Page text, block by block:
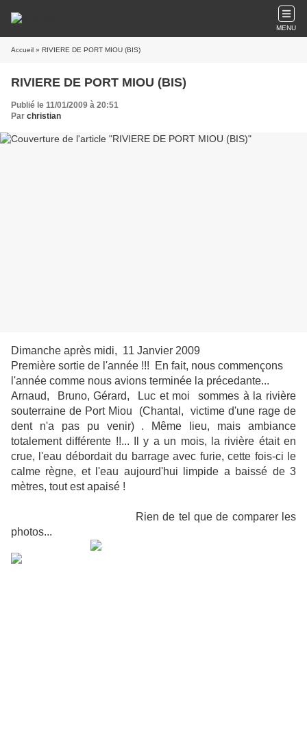
MENU
Accueil » RIVIERE DE PORT MIOU (BIS)
RIVIERE DE PORT MIOU (BIS)
Publié le 11/01/2009 à 20:51
Par christian
Dimanche après midi, 11 Janvier 2009
Première sortie de l'année !!! En fait, nous commençons
l'année comme nous avions terminée la précedante...
Arnaud, Bruno, Gérard, Luc et moi sommes à la rivière
souterraine de Port Miou (Chantal, victime d'une rage de
dent n'a pas pu venir) . Même lieu, mais ambiance
totalement différente !!... Il y a un mois, la rivière était en
crue, l'eau débordait du barrage avec furie, cette fois-ci le
calme règne, et l'eau aujourd'hui limpide a baissé de 3
mètres, tout est apaisé !
Rien de tel que de comparer les
photos...